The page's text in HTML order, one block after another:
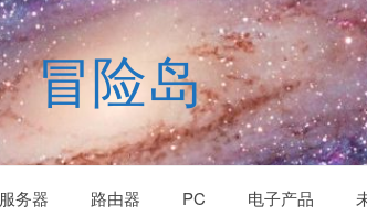
冒险岛
服务器 路由器 PC 电子产品